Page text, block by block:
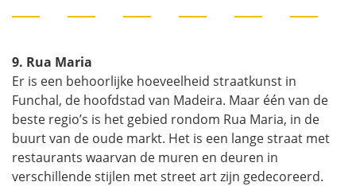
9. Rua Maria
Er is een behoorlijke hoeveelheid straatkunst in
Funchal, de hoofdstad van Madeira. Maar één van de
beste regio’s is het gebied rondom Rua Maria, in de
buurt van de oude markt. Het is een lange straat met
restaurants waarvan de muren en deuren in
verschillende stijlen met street art zijn gedecoreerd.